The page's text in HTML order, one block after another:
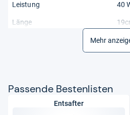
Leistung 40
Länge
Schutzart
Mehr
Pas­sende Bes­ten­lis­ten
Entsafter